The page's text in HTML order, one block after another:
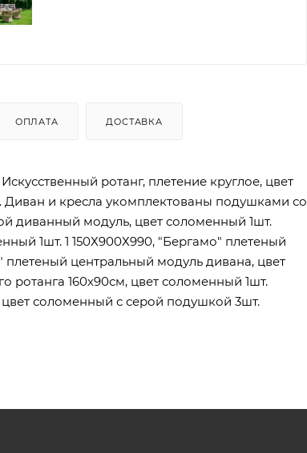
ОПЛАТА ДОСТАВКА
ротанг, плетение круглое, цвет
и кресла укомплектованы подушками со
диванный модуль, цвет соломенный 1шт.
1шт. 1 150Х900Х990, "Бергамо" плетеный
центральный модуль дивана, цвет
ротанга 160х90см, цвет соломенный 1шт.
цвет соломенный с серой подушкой 3шт.